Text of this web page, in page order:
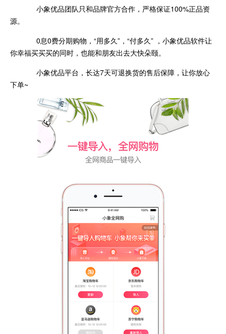
小象优品团队只和品牌官方合作，严格保证100%正品资
源。
0息0费分期购物，“用多久”，“付多久” ，小象优品软件让
你幸福买买买的同时，也能和朋友出去大快朵颐。
小象优品平台，长达7天可退换货的售后保障，让你放心
下单~